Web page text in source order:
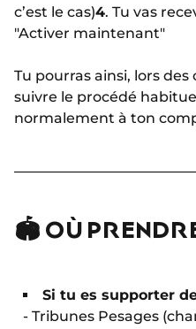
c’est le cas)4. Tu vas
"Activer maintenant"
Tu pourras ainsi, lors
suivre le procédé
normalement à ton
🏟 OÙ
Si tu es supporter de
- Tribunes Pesages